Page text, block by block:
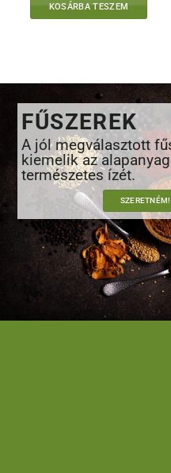
KOSÁRBA TESZEM
FŰSZEREK
A jól megválasztott
kiemelik az
természetes ízét.
SZERETNÉM!